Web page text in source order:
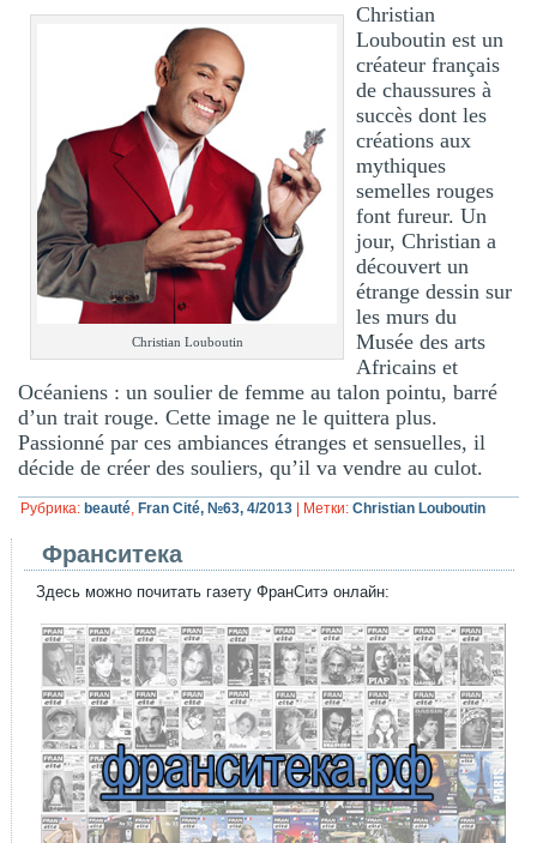
Christian Louboutin
Christian
Louboutin est un
créateur français
de chaussures à
succès dont les
créations aux
mythiques
semelles rouges
font fureur. Un
jour, Christian a
découvert un
étrange dessin sur
les murs du
Musée des arts
Africains et
Océaniens : un soulier de femme au talon pointu, barré
d’un trait rouge. Cette image ne le quittera plus.
Passionné par ces ambiances étranges et sensuelles, il
décide de créer des souliers, qu’il va vendre au culot.
Рубрика: beauté, Fran Cité, №63, 4/2013 Метки: Christian Louboutin
Франситека
Здесь можно почитать газету ФранСитэ онлайн: